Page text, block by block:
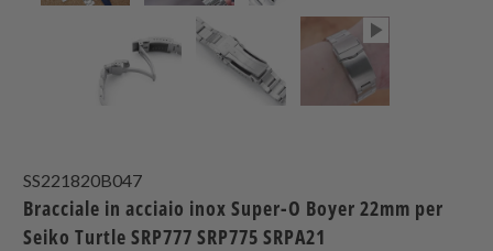
SS221820B047
Bracciale in acciaio inox Super-O Boyer 22mm per
Seiko Turtle SRP777 SRP775 SRPA21